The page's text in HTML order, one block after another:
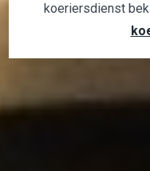
koeriersdienst